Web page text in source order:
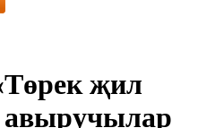
җил
авыручылар